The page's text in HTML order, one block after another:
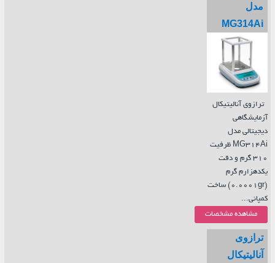
مدل
MG314Ai
ترازوی آنالیتیکال
آزمایشگاهی
دیجیتالی مدل
MG314Ai ظرفیت
310 گرم و دقت
یکدهزارم گرم
(0.0001gr) ساخت
کمپانی...
مشاهده مشخصات
ترازوی
آنالیتیکال